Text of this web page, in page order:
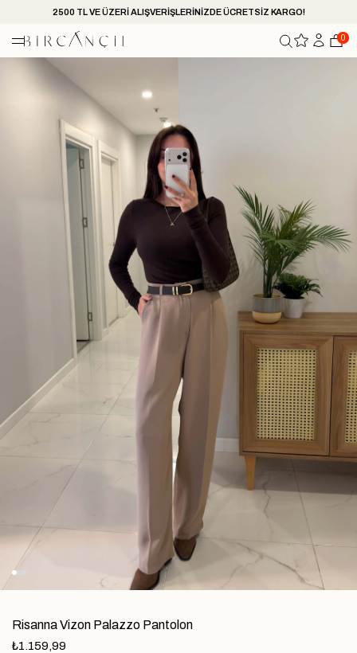
2500 TL VE ÜZERİ ALIŞVERİŞLERİNİZDE ÜCRETSİZ KARGO!
0
Risanna Vizon Palazzo Pantolon
₺1.159,99